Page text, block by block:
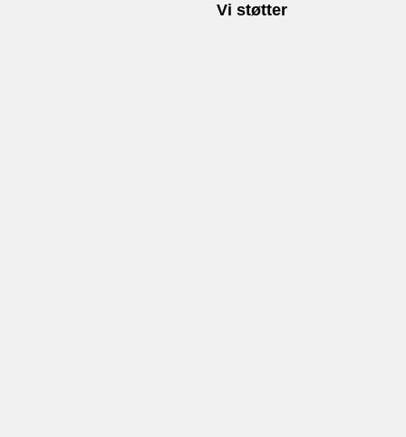
Vi støtter